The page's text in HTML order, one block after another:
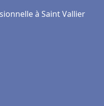
à Saint Vallier